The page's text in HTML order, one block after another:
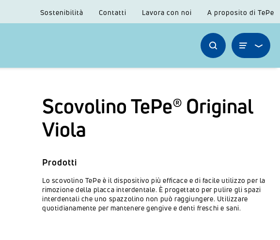
Sostenibilità Contatti Lavora con noi A proposito di TePe
Scovolino TePe® Original
Viola
Prodotti
Lo scovolino TePe è il dispositivo più efficace e di facile utilizzo per la
rimozione della placca interdentale. È progettato per pulire gli spazi
interdentali che uno spazzolino non può raggiungere. Utilizzare
quotidianamente per mantenere gengive e denti freschi e sani.